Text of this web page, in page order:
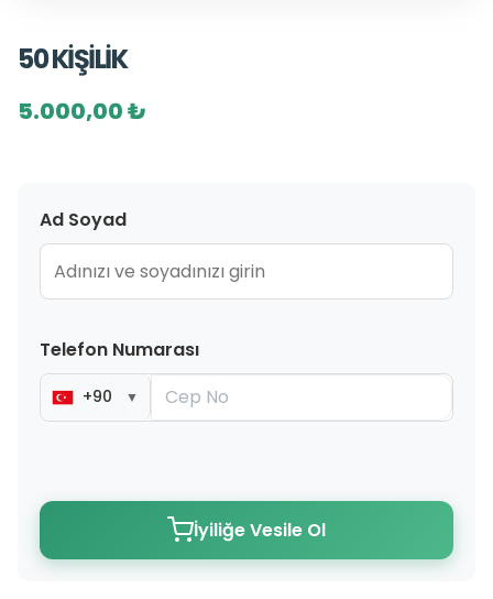
50 KİŞİLİK
5.000,00 ₺
Ad Soyad
Telefon Numarası
+90 ▼
İyiliğe Vesile Ol